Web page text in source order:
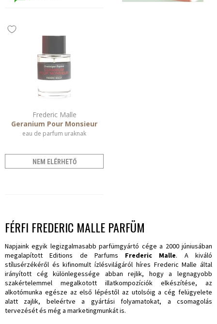
Frederic Malle
Geranium Pour Monsieur
eau de parfum uraknak
NEM ELÉRHETŐ
FÉRFI FREDERIC MALLE PARFÜM
Napjaink egyik legizgalmasabb parfümgyártó cége a 2000 júniusában
megalapított Editions de Parfums Frederic Malle. A kiváló
stílusérzékéről és kifinomult ízlésvilágáról híres Frederic Malle által
irányított cég különlegessége abban rejlik, hogy a legnagyobb
szakértelemmel megalkotott illatkompozíciók elkészítése, az
alkotómunka egésze az első lépéstől az utolsóig a cég felügyelete
alatt zajlik, beleértve a gyártási folyamatokat, a csomagolás
tervezését és még a marketingmunkát is.